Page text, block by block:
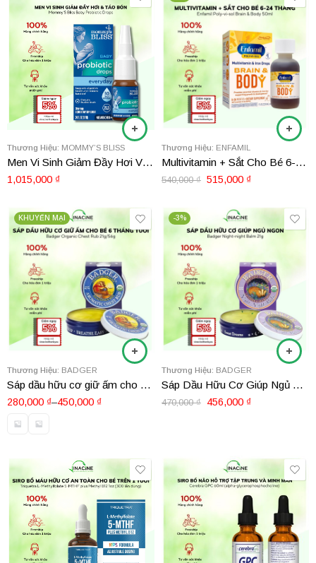
Thương Hiệu: MOMMY’S BLISS
Men Vi Sinh Giảm Đầy Hơi Và Táo Bón Mommy’s Bliss Baby Probiotic Drops 10ml
1,015,000 ₫
Thương Hiệu: ENFAMIL
Multivitamin + Sắt Cho Bé 6-24 Tháng Enfamil Poly-vi-sol Brain & Body 50ml
540,000₫ 515,000 ₫
KHUYẾN MẠI
Thương Hiệu: BADGER
Sáp dầu hữu cơ giữ ấm cho bé 6 tháng tuổi Badger Organic Chest Rub 21g/56g
280,000 ₫–450,000 ₫
-3%
Thương Hiệu: BADGER
Sáp Dầu Hữu Cơ Giúp Ngủ Ngon Badger Night-night Balm 21g
470,000₫ 456,000 ₫